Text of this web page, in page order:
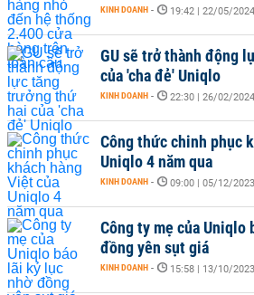
KINH DOANH - 19:42 | 22/05/2024
GU sẽ trở thành động
của 'cha đẻ' Uniqlo
KINH DOANH - 22:30 | 26/02/2024
Công thức chinh phục
Uniqlo 4 năm qua
KINH DOANH - 09:00 | 05/12/2023
Công ty mẹ của Uniqlo
đồng yên sụt giá
KINH DOANH - 15:58 | 13/10/2023